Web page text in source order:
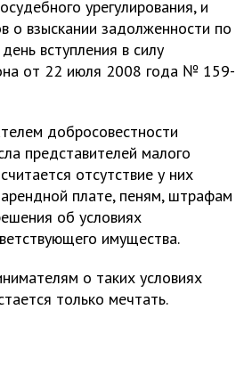
урегулирования, и
о взыскании задолженности по
вступления в силу
от 22 июля 2008 года № 159-
добросовестности
представителей малого
отсутствие у них
плате, пеням, штрафам
об условиях
имущества.
о таких условиях
только мечтать.